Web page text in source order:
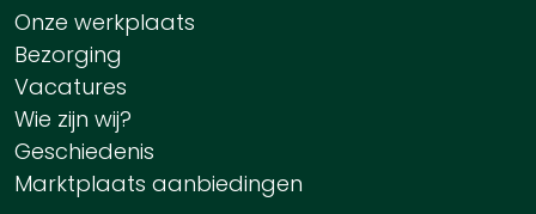
Onze werkplaats
Bezorging
Vacatures
Wie zijn wij?
Geschiedenis
Marktplaats aanbiedingen